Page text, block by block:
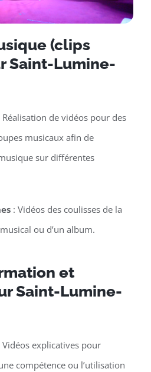
(clips
Saint-Lumine-
de vidéos pour des
musicaux afin de
sur différentes
: Vidéos des coulisses de la
ou d’un album.
et
Saint-Lumine-
explicatives pour
compétence ou l’utilisation